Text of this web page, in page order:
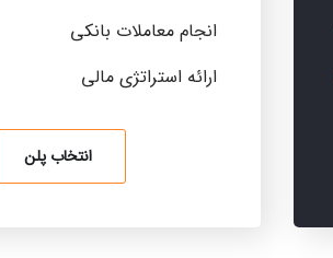
انجام معاملات بانکی
ارائه استراتژی مالی
انتخاب پلن